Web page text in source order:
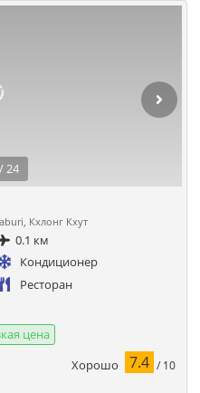
24
Кхлонг Кхут
0.1 км
Кондиционер
Ресторан
цена
Хорошо 7.4 / 10